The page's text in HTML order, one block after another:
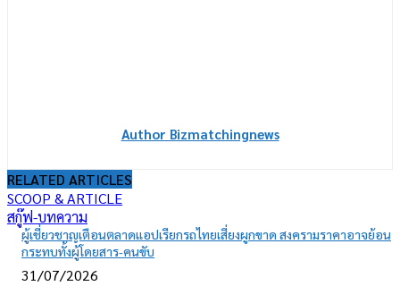
Author Bizmatchingnews
RELATED ARTICLES
SCOOP & ARTICLE
สกู๊ฟ-บทความ
ผู้เชี่ยวชาญเตือนตลาดแอปเรียกรถไทยเสี่ยงผูกขาด สงครามราคาอาจย้อน
กระทบทั้งผู้โดยสาร-คนขับ
31/07/2026